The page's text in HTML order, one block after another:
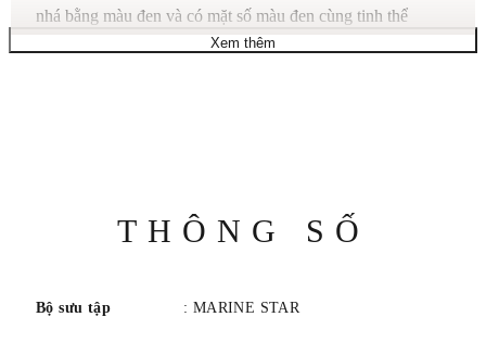
nhá bằng màu đen và có mặt số màu đen cùng tinh thể
khoáng phẳng. Dây đeo bằng silicon có kết cấu màu đen có
kính vỏ 45 mm. Độ dày vỏ 11,8 mm. Khả năng chống nước
WR200/20Bar.
Xem thêm
THÔNG SỐ
Bộ sưu tập : MARINE STAR